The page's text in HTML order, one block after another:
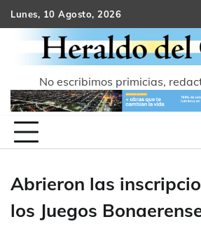
Skip
to
content
Lunes, 10 Agosto, 2026
No escribimos primicias,
Abrieron las
los Juegos